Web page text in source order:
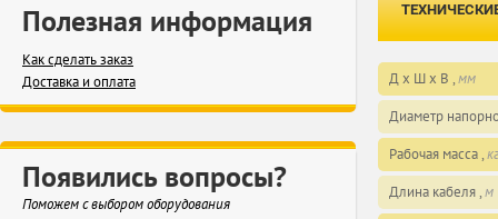
Полезная информация
Как сделать заказ
Доставка и оплата
Появились вопросы?
Поможем с выбором оборудования
Д х Ш х В ,мм
Диаметр
Рабочая масса ,кг
Длина кабеля ,м